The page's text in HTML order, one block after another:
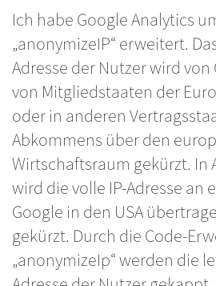
Ich habe Google Analytics
„anonymizeIP“ erweitert.
Adresse der Nutzer wird
von Mitgliedstaaten der
oder in anderen
Abkommens über den
Wirtschaftsraum gekürzt. In
wird die volle IP-Adresse an
Google in den USA
gekürzt. Durch die Code-
„anonymizeIp“ werden die